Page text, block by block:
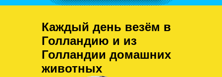
Каждый день везём в
Голландию и из
Голландии домашних
животных